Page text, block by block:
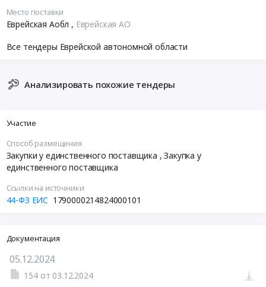
Место поставки
Еврейская Аобл , Еврейская АО
Все тендеры Еврейской автономной области
Анализировать похожие тендеры
Участие
Способ размещения
Закупки у единственного поставщика , Закупка у
единственного поставщика
Ссылки на источники
44-ФЗ ЕИС 1790000214824000101
Документация
05.12.2024
154 от 03.12.2024